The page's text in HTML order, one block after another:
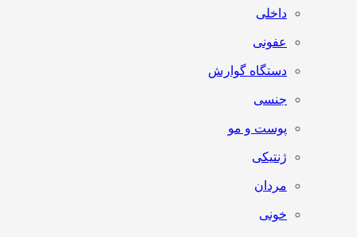
داخلی
عفونی
دستگاه گوارش
جنسی
پوست و مو
ژنتیکی
مردان
خونی